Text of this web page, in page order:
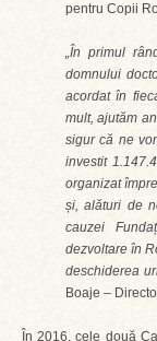
pentru Copii
„În primul
domnului
acordat în
mult, ajutăm
sigur că ne
investit
organizat
și, alături de
cauzei
dezvoltare în
deschiderea
Boaje –
În 2016, cele două